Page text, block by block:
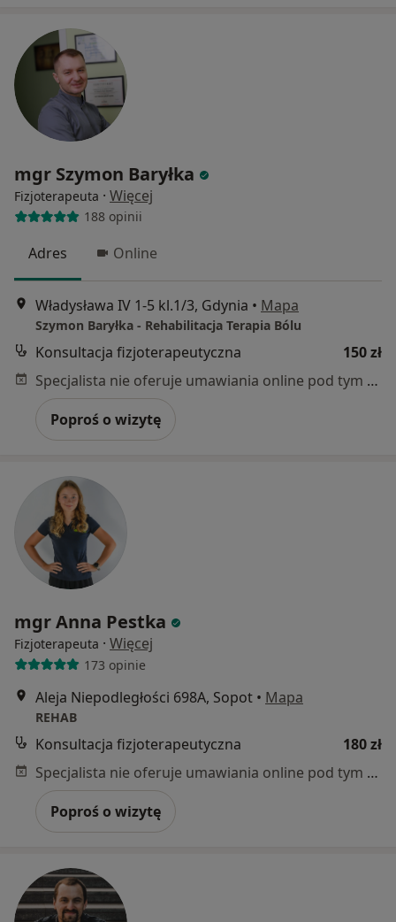
mgr Szymon Baryłka
Fizjoterapeuta · Więcej
188 opinii
Adres Online
Władysława IV 1-5 kl.1/3, Gdynia • Mapa
Szymon Baryłka - Rehabilitacja Terapia Bólu
Konsultacja fizjoterapeutyczna
150 zł
Specjalista nie oferuje umawiania online pod tym adresem.
Poproś o wizytę
mgr Anna Pestka
Fizjoterapeuta · Więcej
173 opinie
Aleja Niepodległości 698A, Sopot • Mapa
REHAB
Konsultacja fizjoterapeutyczna
180 zł
Specjalista nie oferuje umawiania online pod tym adresem.
Poproś o wizytę